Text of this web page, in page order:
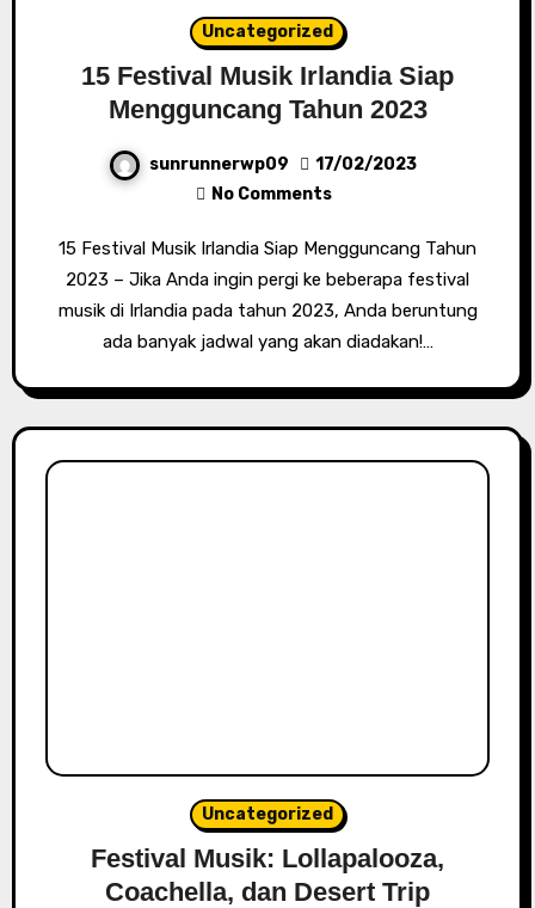
Uncategorized
15 Festival Musik Irlandia Siap
Mengguncang Tahun 2023
sunrunnerwp09
17/02/2023
No Comments
15 Festival Musik Irlandia Siap Mengguncang Tahun
2023 – Jika Anda ingin pergi ke beberapa festival
musik di Irlandia pada tahun 2023, Anda beruntung
ada banyak jadwal yang akan diadakan!…
Uncategorized
Festival Musik: Lollapalooza,
Coachella, dan Desert Trip